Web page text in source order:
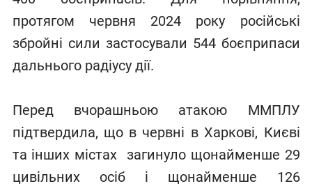
протягом червня 2024 року російські
збройні сили застосували 544 боєприпаси
дальнього радіусу дії.
Перед вчорашньою атакою ММПЛУ
підтвердила, що в червні в Харкові, Києві
та інших містах загинуло щонайменше 29
цивільних осіб і щонайменше 126